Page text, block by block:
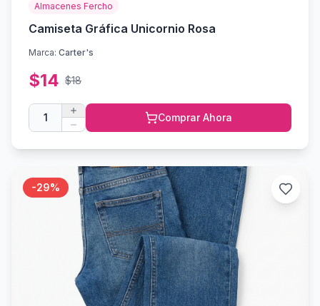
Almacenes Fercho
Camiseta Gráfica Unicornio Rosa
Marca: Carter's
$14 $18
1 Comprar Ahora
-29%